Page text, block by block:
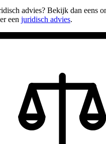
advies? Bekijk dan eens
een juridisch advies.